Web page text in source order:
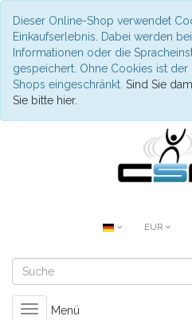
Dieser Online-Shop verwendet
Einkaufserlebnis. Dabei werden
Informationen oder die
gespeichert. Ohne Cookies ist
Shops eingeschränkt. Sind Sie
Sie bitte hier.
EUR
ToggleMenü